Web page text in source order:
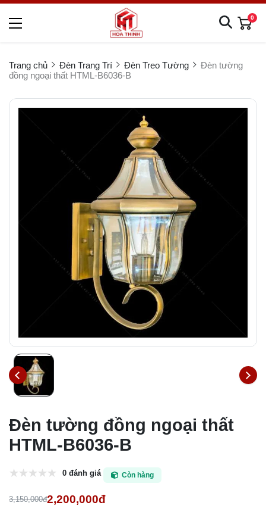
0
Trang chủ Đèn Trang Trí Đèn Treo Tường
Đèn tường
đồng ngoại thất HTML-B6036-B
Đèn tường đồng ngoại thất
HTML-B6036-B
0 đánh giá Còn hàng
3,150,000đ2,200,000đ